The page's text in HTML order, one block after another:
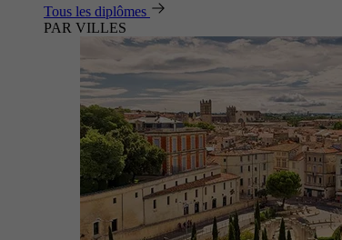
Tous les diplômes
PAR VILLES